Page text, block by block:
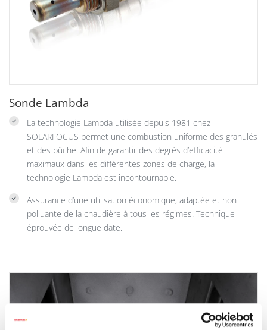
Sonde Lambda
La technologie Lambda utilisée depuis 1981 chez
SOLARFOCUS permet une combustion uniforme des granulés
et des bûche. Afin de garantir des degrés d’efficacité
maximaux dans les différentes zones de charge, la
technologie Lambda est incontournable.
Assurance d’une utilisation économique, adaptée et non
polluante de la chaudière à tous les régimes. Technique
éprouvée de longue date.